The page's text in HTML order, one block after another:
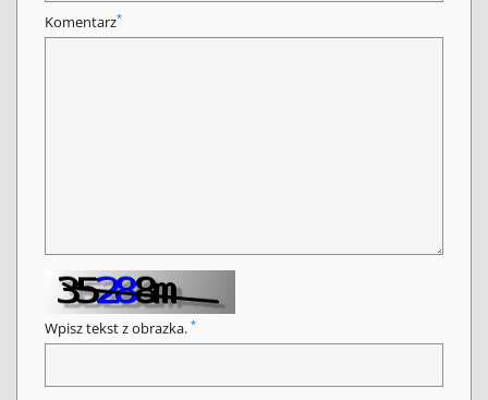
Komentarz*
Wpisz tekst z obrazka. *